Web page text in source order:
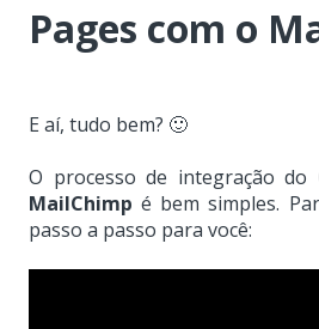
Pages com o
E aí, tudo bem? 🙂
O processo de integração do
MailChimp é bem simples.
passo a passo para você: